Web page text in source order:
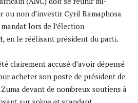
ou non d’investir Cyril Ramaphosa
lors de l’élection
en le réélisant président du parti.
clairement accusé d’avoir dépensé
acheter son poste de président de
Zuma devant de nombreux soutiens à